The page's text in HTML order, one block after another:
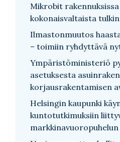
Mikrobit
kokonaisvaltaista
Ilmastonmuutos
– toimiin ryhdyttävä
Ympäristöministeriö
asetuksesta
korjausrakentamisen
Helsingin kaupunki
kuntotutkimuksiin
markkinavuoropuhelun